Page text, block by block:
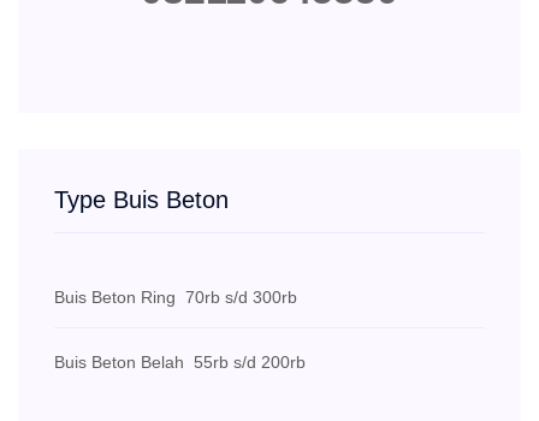
Type Buis Beton
Buis Beton Ring 70rb s/d 300rb
Buis Beton Belah 55rb s/d 200rb